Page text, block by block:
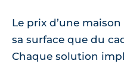
Le prix d’une
sa surface que du
Chaque solution